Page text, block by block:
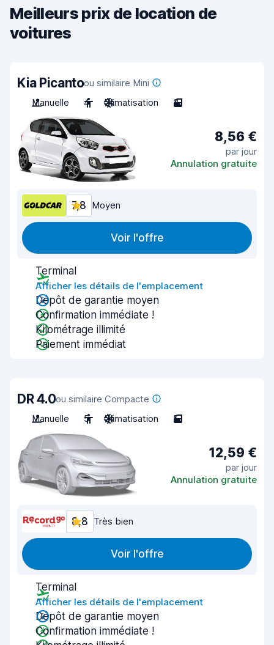
Meilleurs prix de location de
voitures
Kia Picantoou similaire Mini
Manuelle
4 Climatisation 3
8,56 €
par jour
Annulation gratuite
7,8 Moyen
Voir l'offre
Terminal
Afficher les détails de l'emplacement
Dépôt de garantie moyen
Confirmation immédiate !
Kilométrage illimité
Paiement immédiat
DR 4.0ou similaire Compacte
Manuelle
5 Climatisation 5
12,59 €
par jour
Annulation gratuite
8,8 Très bien
Voir l'offre
Terminal
Afficher les détails de l'emplacement
Dépôt de garantie moyen
Confirmation immédiate !